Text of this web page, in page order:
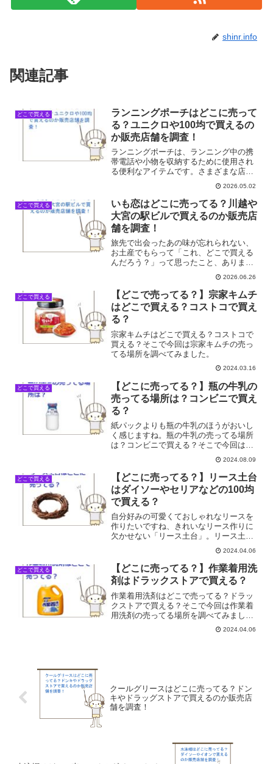
shinr.info
関連記事
どこで買える
ランニングポーチはどこに売って
る？ユニクロや100均で買えるの
か販売店舗を調査！
ランニングポーチは、ランニング中の携
帯電話や小物を収納するために使用され
る便利なアイテムです。さまざまな店舗
で販売されています。ランニングポーチ
が買える店舗一覧店舗名販売状況ユニク
ロ◎100均（ダイソー・セリア等）◎ワー
クマン◎スポーツ用品...
2026.05.02
どこで買える
いも恋はどこに売ってる？川越や
大宮の駅ビルで買えるのか販売店
舗を調査！
旅先で出会ったあの味が忘れられない、
お土産でもらって「これ、どこで買える
んだろう？」って思ったこと、ありませ
んか？私、まさにそんなタイプなんで
す。美味しいものに一度出会っちゃう
と、もう頭から離れなくて。特に「いも
恋」は、あの素朴で優しい甘さ...
2026.06.26
どこで買える
【どこで売ってる？】宗家キムチ
はどこで買える？コストコで買え
る？
宗家キムチはどこで買える？コストコで
買える？そこで今回は宗家キムチの売っ
てる場所を調べてみました。
2024.03.16
どこで買える
【どこに売ってる？】瓶の牛乳の
売ってる場所は？コンビニで買え
る？
紙パックよりも瓶の牛乳のほうがおいし
く感じますね。瓶の牛乳の売ってる場所
は？コンビニで買える？そこで今回は瓶
の牛乳の売ってる場所を調べてみまし
2024.08.09
どこで買える
【どこに売ってる？】リース土台
はダイソーやセリアなどの100均
で買える？
自分好みの可愛くておしゃれなリースを
作りたいですね、きれいなリース作りに
欠かせない「リース土台」。リース土台
はどこに売ってる？ダイソーやセリアな
どの100均で買える？そこで今回はリース
土台の売ってる場所を調べてみました。
2024.04.06
どこで買える
【どこに売ってる？】作業着用洗
剤はドラックストアで買える？
作業着用洗剤はどこで売ってる？ドラッ
クストアで買える？そこで今回は作業着
用洗剤の売ってる場所を調べてみまし
2024.04.06
クールグリースはどこに売ってる？ドン
キやドラッグストアで買えるのか販売店
舗を調査！